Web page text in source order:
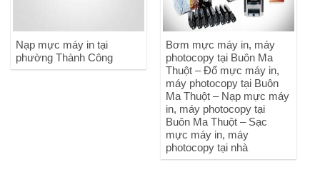
Nạp mực máy in tại
phường Thành Công
Bơm mực máy in, máy
photocopy tại Buôn Ma
Thuột – Đổ mực máy in,
máy photocopy tại Buôn
Ma Thuột – Nạp mực máy
in, máy photocopy tại
Buôn Ma Thuột – Sạc
mực máy in, máy
photocopy tại nhà